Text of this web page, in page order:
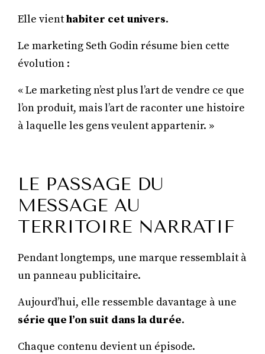
Elle vienthabiter cet univers.
Le marketing Seth Godin résume bien cette
évolution :
« Le marketing n’est plus l’art de vendre ce que
l’on produit, mais l’art de raconter une histoire
à laquelle les gens veulent appartenir. »
LE PASSAGE DU
MESSAGE AU
TERRITOIRE NARRATIF
Pendant longtemps, une marque ressemblait à
un panneau publicitaire.
Aujourd’hui, elle ressemble davantage à une
série que l’on suit dans la durée.
Chaque contenu devient un épisode.